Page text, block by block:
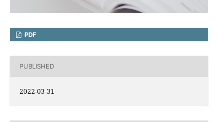
PDF
PUBLISHED
2022-03-31